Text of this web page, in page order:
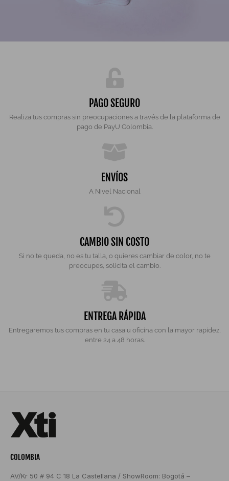
PAGO SEGURO
Realiza tus compras sin preocupaciones a través de la plataforma de
pago de PayU Colombia.
ENVÍOS
A Nivel Nacional
CAMBIO SIN COSTO
Si no te queda, no es tu talla, o quieres cambiar de color, no te
preocupes, solicita el cambio.
ENTREGA RÁPIDA
Entregaremos tus compras en tu casa u oficina con la mayor rapidez,
entre 24 a 48 horas.
COLOMBIA
AV/Kr 50 # 94 C 18 La Castellana / ShowRoom: Bogotá –